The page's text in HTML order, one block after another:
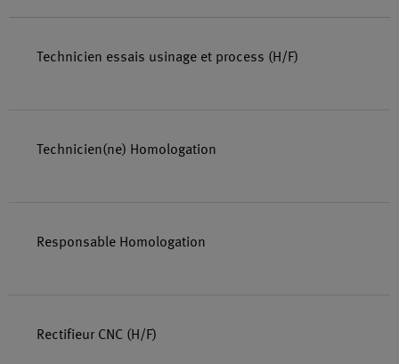
Technicien essais usinage et process (H/F)
Technicien(ne) Homologation
Responsable Homologation
Rectifieur CNC (H/F)